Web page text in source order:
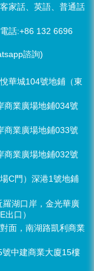
家話、英語、普通話
話:+86 132 6696
諮詢)
華城104號地鋪（東
商業廣場地鋪034號
商業廣場地鋪033號
商業廣場地鋪032號
C門）深港1號地鋪
湖口岸，金光華廣
口）
面，南湖路凱利商業
中建商業大廈15樓